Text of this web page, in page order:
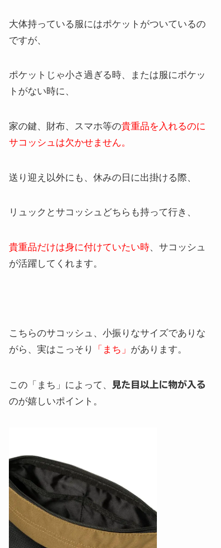
大体持っている服にはポケットがついているの
ですが、
ポケットじゃ小さ過ぎる時、または服にポケッ
トがない時に、
家の鍵、財布、スマホ等の貴重品を入れるのに
サコッシュは欠かせません。
送り迎え以外にも、休みの日に出掛ける際、
リュックとサコッシュどちらも持って行き、
貴重品だけは身に付けていたい時、サコッシュ
が活躍してくれます。
こちらのサコッシュ、小振りなサイズでありな
がら、実はこっそり
「まち」 があります。
この「まち」によって、 見た目以上に物が入る
のが嬉しいポイント。